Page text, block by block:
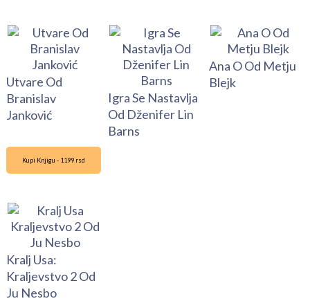
Utvare Od
Branislav
Janković
Igra Se Nastavlja
Od Dženifer Lin
Barns
Ana O Od Metju
Blejk
Kupi Knjigu - 1199 rsd
Kralj Usa:
Kraljevstvo 2 Od
Ju Nesbo